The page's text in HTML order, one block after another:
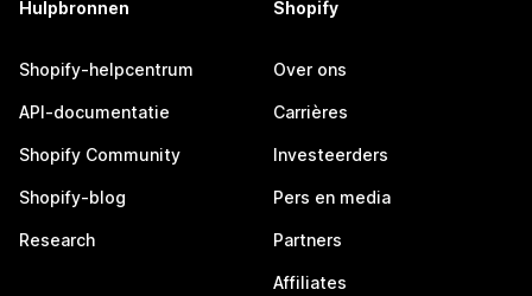
Hulpbronnen
Shopify-helpcentrum
API-documentatie
Shopify Community
Shopify-blog
Research
Shopify
Over ons
Carrières
Investeerders
Pers en media
Partners
Affiliates